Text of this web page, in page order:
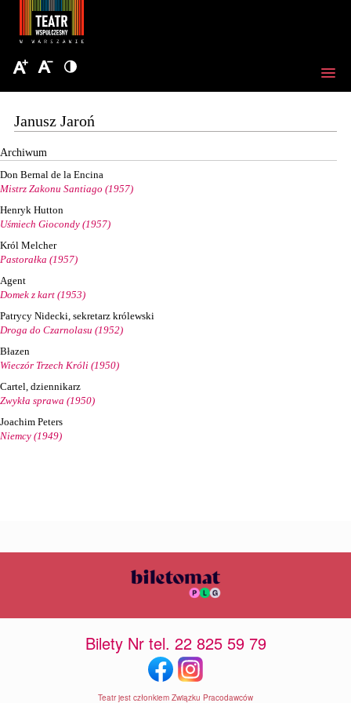
Janusz Jaroń
Archiwum
Don Bernal de la Encina
Mistrz Zakonu Santiago (1957)
Henryk Hutton
Uśmiech Giocondy (1957)
Król Melcher
Pastorałka (1957)
Agent
Domek z kart (1953)
Patrycy Nidecki, sekretarz królewski
Droga do Czarnolasu (1952)
Błazen
Wieczór Trzech Króli (1950)
Cartel, dziennikarz
Zwykła sprawa (1950)
Joachim Peters
Niemcy (1949)
Bilety Nr tel. 22 825 59 79
Teatr jest członkiem Związku Pracodawców